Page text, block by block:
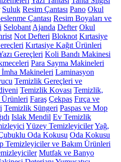
Suluk Resim Çantası Pano Okul
Çantası Resim Boyaları ve
Selobant Ajanda Defter Okul
Not Defteri Bloknot Kırtasiye
Kırtasiye Kağıt Ürünleri
Gereçleri Koli Bandı Makinesi
Para Sayma Makineleri
Makineleri Laminasyon
Temizlik Gereçleri ve
Temizlik Kovası Temizlik,
Faraş Çekpas Fırça ve
Temizlik Süngeri Paspas ve Mop
Islak Mendil Ev Temizlik
Yüzey TemizleyicilerYağ,
Oda Kokusu Oda Kokusu
Temizleyiciler ve Bakım Ürünleri
Mutfak ve Banyo